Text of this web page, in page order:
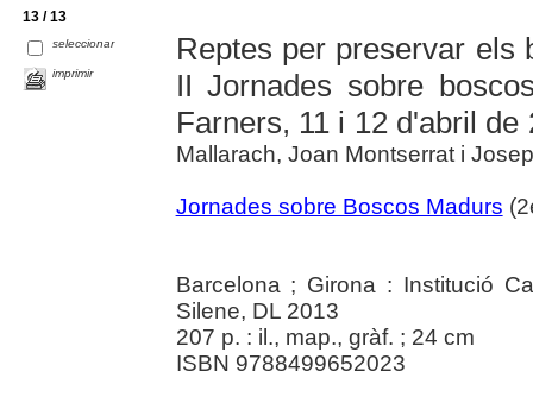
13 / 13
seleccionar
imprimir
Reptes per preservar els
II Jornades sobre
Farners, 11 i 12 d'abril de
Mallarach, Joan Montserrat i
Jornades sobre Boscos Madurs
Barcelona ; Girona : Institució
Silene, DL 2013
207 p. : il., map., gràf. ; 24 cm
ISBN 9788499652023